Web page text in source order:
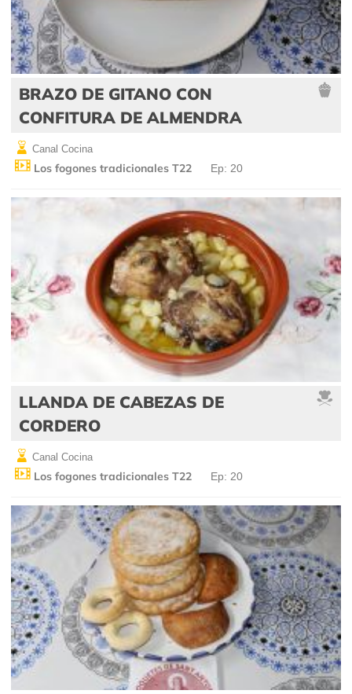
BRAZO DE GITANO CON
CONFITURA DE ALMENDRA
Canal Cocina
Los fogones tradicionales T22 Ep: 20
LLANDA DE CABEZAS DE
CORDERO
Canal Cocina
Los fogones tradicionales T22 Ep: 20